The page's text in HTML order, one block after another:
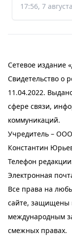
17:56, 7 августа
Сетевое издание
Свидетельство о
11.04.2022.
сфере связи,
коммуникаций.
Учредитель –
Константин
Телефон
Электронная
Все права на
сайте, защищены
международным
смежных правах.